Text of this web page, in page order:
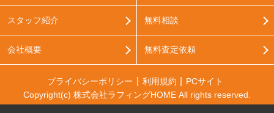
スタッフ紹介
会社概要
無料相談
無料査定依頼
プライバシーポリシー 利用規約
PCサイト
Copyright(c) 株式会社ラフィングHOME All rights reserved.